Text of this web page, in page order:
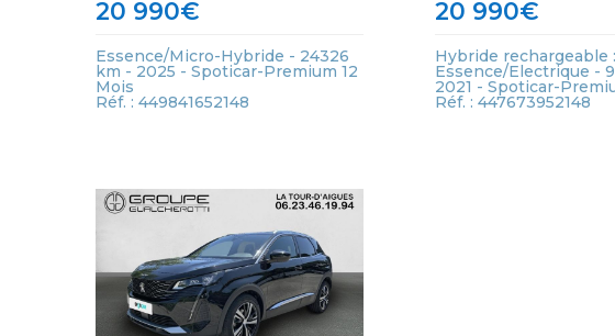
20 990€
Essence/Micro-Hybride - 24326
km - 2025 - Spoticar-Premium 12
Mois
Réf. : 449841652148
20 990€
Hybride rechargeable :
Essence/Electrique -
2021 - Spoticar-
Réf. : 447673952148